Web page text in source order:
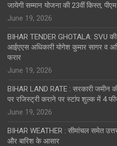
जायेगी सम्मान योजना की 23वीं किस्त,
June 19, 2026
BIHAR TENDER GHOTALA: SVU
आईएएस अधिकारी योगेश कुमार सागर व
फरार
June 19, 2026
BIHAR LAND RATE : सरकारी जमीन
पर रजिस्ट्री कराने पर स्टांप शुल्क में 4
June 19, 2026
BIHAR WEATHER : सीमांचल समेत
और बारिश के आसार